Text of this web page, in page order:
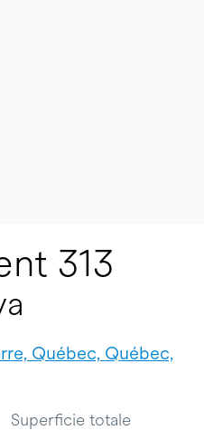
313
Québec, Québec,
Superficie totale